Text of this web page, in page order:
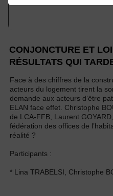
CONJONCTURE ET
RÉSULTATS QUI
Face à des chiffres de la
acteurs du logement tirent la
demande aux acteurs d’être
ELAN face effet. Christophe
de LCA-FFB, Laurent
fédération des offices de
réalité ?
Participants :
* Lina TRABELSI, Christophe